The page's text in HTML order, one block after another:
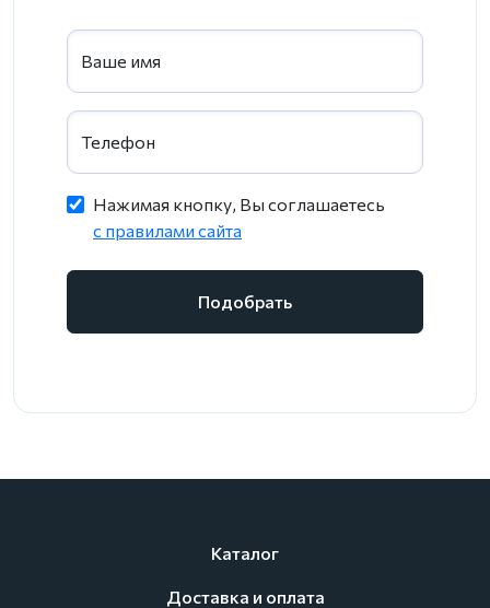
Ваше имя
Телефон
Нажимая кнопку, Вы соглашаетесь
c правилами сайта
Подобрать
Каталог
Доставка и оплата